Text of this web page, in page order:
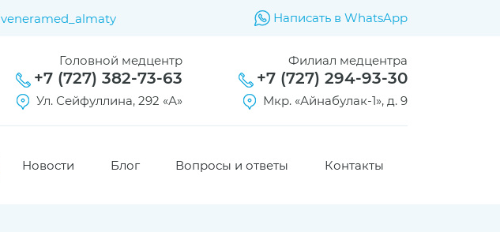
veneramed_almaty Написать в WhatsApp
Головной медцентр
+7 (727) 382-73-63
Ул. Сейфуллина, 292 «А»
Филиал медцентра
+7 (727) 294-93-30
Мкр. «Айнабулак-1», д. 9
Новости Блог Вопросы и ответы Контакты